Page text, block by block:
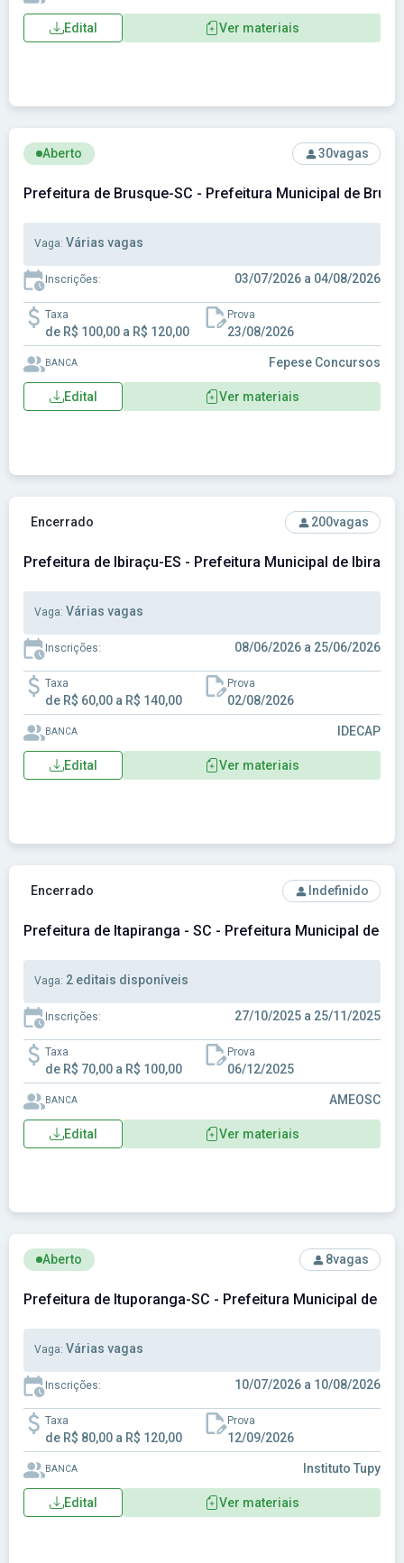
Edital Ver materiais
Ver concurso: Prefeitura de Brusque-SC - Prefeitura
Aberto 30vagas
Prefeitura de Brusque-SC - Prefeitura Municipal de
Vaga: Várias vagas
Inscrições: 03/07/2026 a 04/08/2026
Taxa
de R$ 100,00 a R$ 120,00
Prova
23/08/2026
BANCA Fepese Concursos
Edital Ver materiais
Ver concurso: Prefeitura de Ibiraçu-ES - Prefeitura
Encerrado 200vagas
Prefeitura de Ibiraçu-ES - Prefeitura Municipal de Ibiraçu-
Vaga: Várias vagas
Inscrições: 08/06/2026 a 25/06/2026
Taxa
de R$ 60,00 a R$ 140,00
Prova
02/08/2026
BANCA IDECAP
Edital Ver materiais
Ver concurso: Prefeitura de Itapiranga - SC - Prefeitura
Encerrado Indefinido
Prefeitura de Itapiranga - SC - Prefeitura Municipal de
Vaga: 2 editais disponíveis
Inscrições: 27/10/2025 a 25/11/2025
Taxa
de R$ 70,00 a R$ 100,00
Prova
06/12/2025
BANCA AMEOSC
Edital Ver materiais
Ver concurso: Prefeitura de Ituporanga-SC - Prefeitura
Aberto 8vagas
Prefeitura de Ituporanga-SC - Prefeitura Municipal de
Vaga: Várias vagas
Inscrições: 10/07/2026 a 10/08/2026
Taxa
de R$ 80,00 a R$ 120,00
Prova
12/09/2026
BANCA Instituto Tupy
Edital Ver materiais